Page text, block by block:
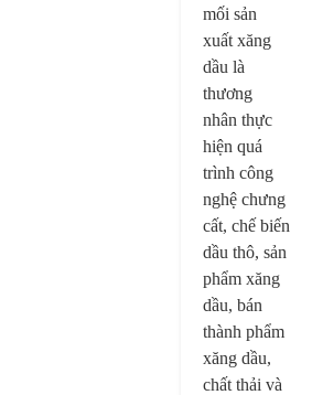
mối sản
xuất xăng
dầu là
thương
nhân thực
hiện quá
trình công
nghệ chưng
cất, chế biến
dầu thô, sản
phẩm xăng
dầu, bán
thành phẩm
xăng dầu,
chất thải và